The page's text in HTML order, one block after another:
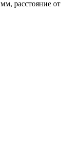
расстояние от